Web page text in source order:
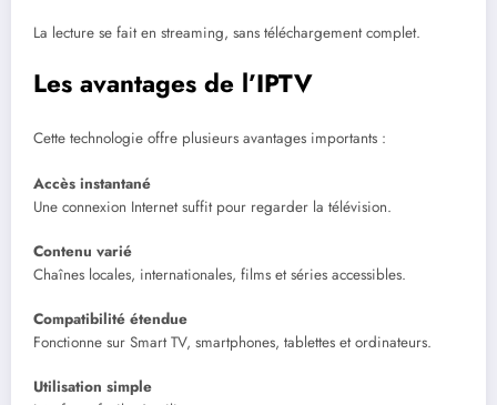
La lecture se fait en streaming, sans téléchargement complet.
Les avantages de l’IPTV
Cette technologie offre plusieurs avantages importants :
Accès instantané
Une connexion Internet suffit pour regarder la télévision.
Contenu varié
Chaînes locales, internationales, films et séries accessibles.
Compatibilité étendue
Fonctionne sur Smart TV, smartphones, tablettes et ordinateurs.
Utilisation simple